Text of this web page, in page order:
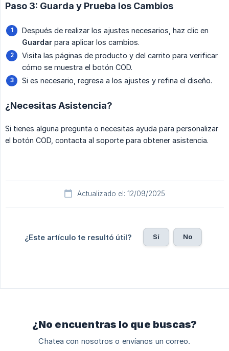
Paso 3: Guarda y Prueba los Cambios
Después de realizar los ajustes necesarios, haz clic en
Guardar para aplicar los cambios.
Visita las páginas de producto y del carrito para verificar
cómo se muestra el botón COD.
Si es necesario, regresa a los ajustes y refina el diseño.
¿Necesitas Asistencia?
Si tienes alguna pregunta o necesitas ayuda para personalizar
el botón COD, contacta al soporte para obtener asistencia.
Actualizado el: 12/09/2025
¿Este artículo te resultó útil? Sí No
¿No encuentras lo que buscas?
Chatea con nosotros o envíanos un correo.